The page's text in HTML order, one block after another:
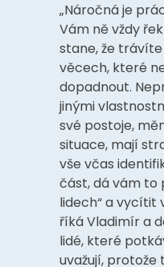
„Náročná je
Vám ně vždy
stane, že
věcech, které
dopadnout.
jinými
své postoje,
situace, mají
vše včas
část, dá vám to
lidech“ a vycítit
říká Vladimír a
lidé, které
uvažují,